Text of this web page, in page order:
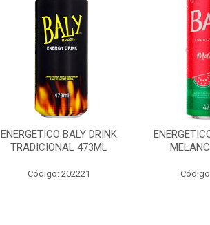
ENERGETICO BALY DRINK
TRADICIONAL 473ML
Código: 202221